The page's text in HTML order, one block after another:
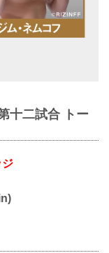
十二試合 トー
ジ